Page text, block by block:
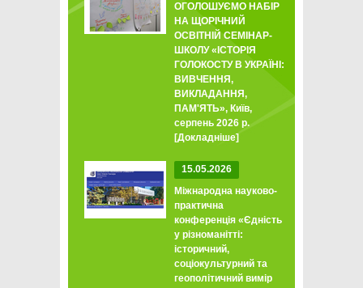
ОГОЛОШУЄМО НАБІР
НА ЩОРІЧНИЙ
ОСВІТНІЙ СЕМІНАР-
ШКОЛУ «ІСТОРІЯ
ГОЛОКОСТУ В УКРАЇНІ:
ВИВЧЕННЯ,
ВИКЛАДАННЯ,
ПАМ'ЯТЬ», Київ,
серпень 2026 р.
[Докладніше]
15.05.2026
Міжнародна науково-
практична
конференція «Єдність
у різноманітті:
історичний,
соціокультурний та
геополітичний вимір